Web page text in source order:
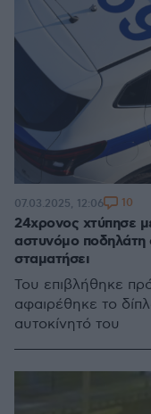
24χρονος χτύπησε
αστυνόμο
σταματήσει
Του επιβλήθηκε
αφαιρέθηκε το
αυτοκίνητό του
07.03.2025, 12:06 10